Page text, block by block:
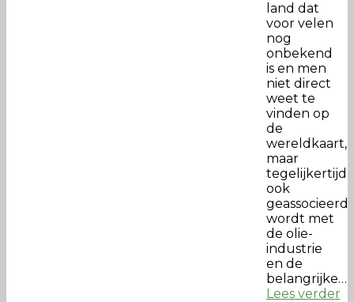
land dat
voor velen
nog
onbekend
is en men
niet direct
weet te
vinden op
de
wereldkaart,
maar
tegelijkertijd
ook
geassocieerd
wordt met
de olie-
industrie
en de
belangrijke…
Lees verder